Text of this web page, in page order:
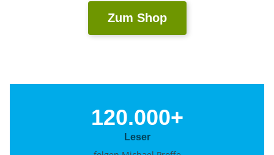
Zum Shop
120.000+
Leser